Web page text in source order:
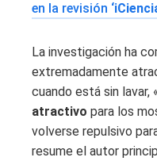
en la revisión
La investigación ha
extremadamente
cuando está sin lavar,
atractivo para los
volverse repulsivo
resume el autor